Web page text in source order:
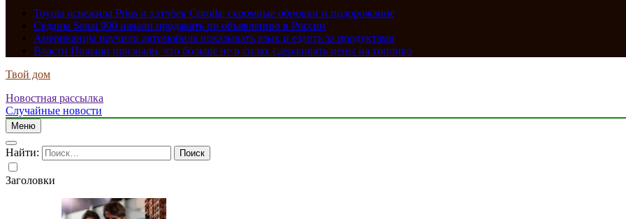
Toyota освежила Prius и хэтчбек Corolla: скромные обновки и подорожание
Седаны Senat 900 начали продавать по объявлению в России
Американцы научили автомобиль показывать язык и ездить за продуктами
Власти Польши признали, что больше не в силах сдерживать цены на топливо
Твой дом
Новостная рассылка
Случайные новости
Меню
Найти:
Заголовки